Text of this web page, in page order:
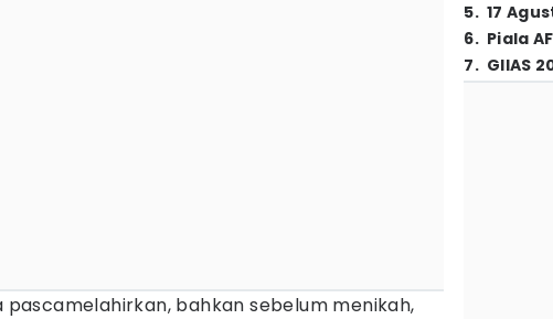
bahkan sebelum menikah,
5. 17
6. Piala
7. GIIAS